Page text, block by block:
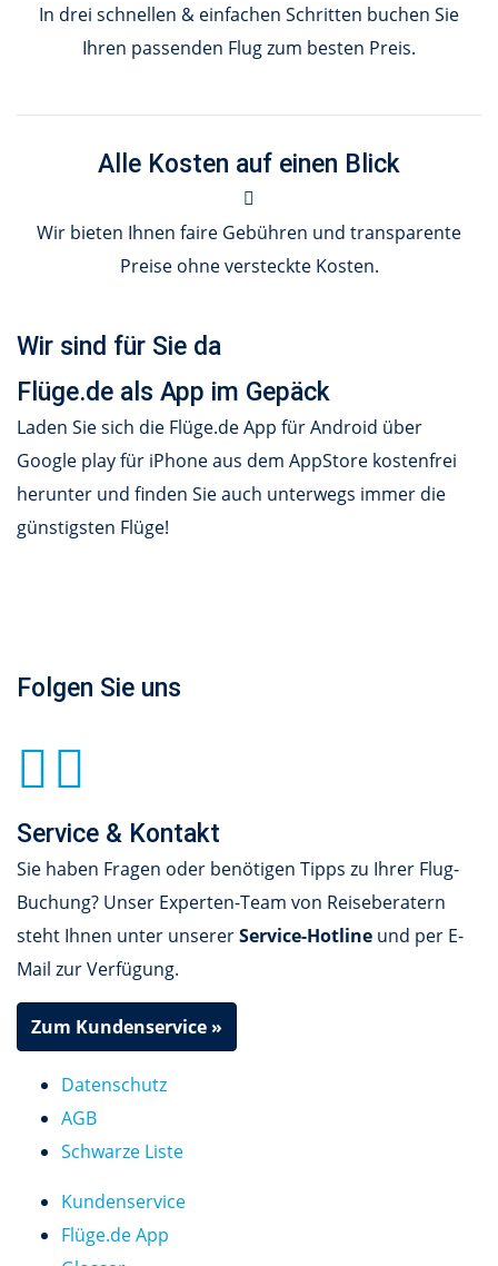
In drei schnellen & einfachen Schritten buchen Sie
Ihren passenden Flug zum besten Preis.
Alle Kosten auf einen Blick
Wir bieten Ihnen faire Gebühren und transparente
Preise ohne versteckte Kosten.
Wir sind für Sie da
Flüge.de als App im Gepäck
Laden Sie sich die Flüge.de App für Android über
Google play für iPhone aus dem AppStore kostenfrei
herunter und finden Sie auch unterwegs immer die
günstigsten Flüge!
Folgen Sie uns
Service & Kontakt
Sie haben Fragen oder benötigen Tipps zu Ihrer Flug-
Buchung? Unser Experten-Team von Reiseberatern
steht Ihnen unter unsererService-Hotline und per E-
Mail zur Verfügung.
Zum Kundenservice »
Datenschutz
AGB
Schwarze Liste
Kundenservice
Flüge.de App